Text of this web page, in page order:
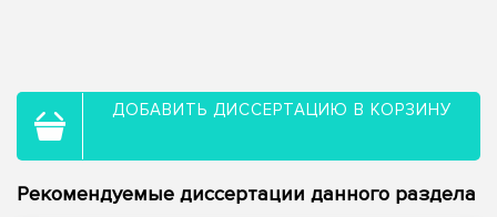
ДОБАВИТЬ ДИССЕРТАЦИЮ В КОРЗИНУ
Рекомендуемые диссертации данного раздела